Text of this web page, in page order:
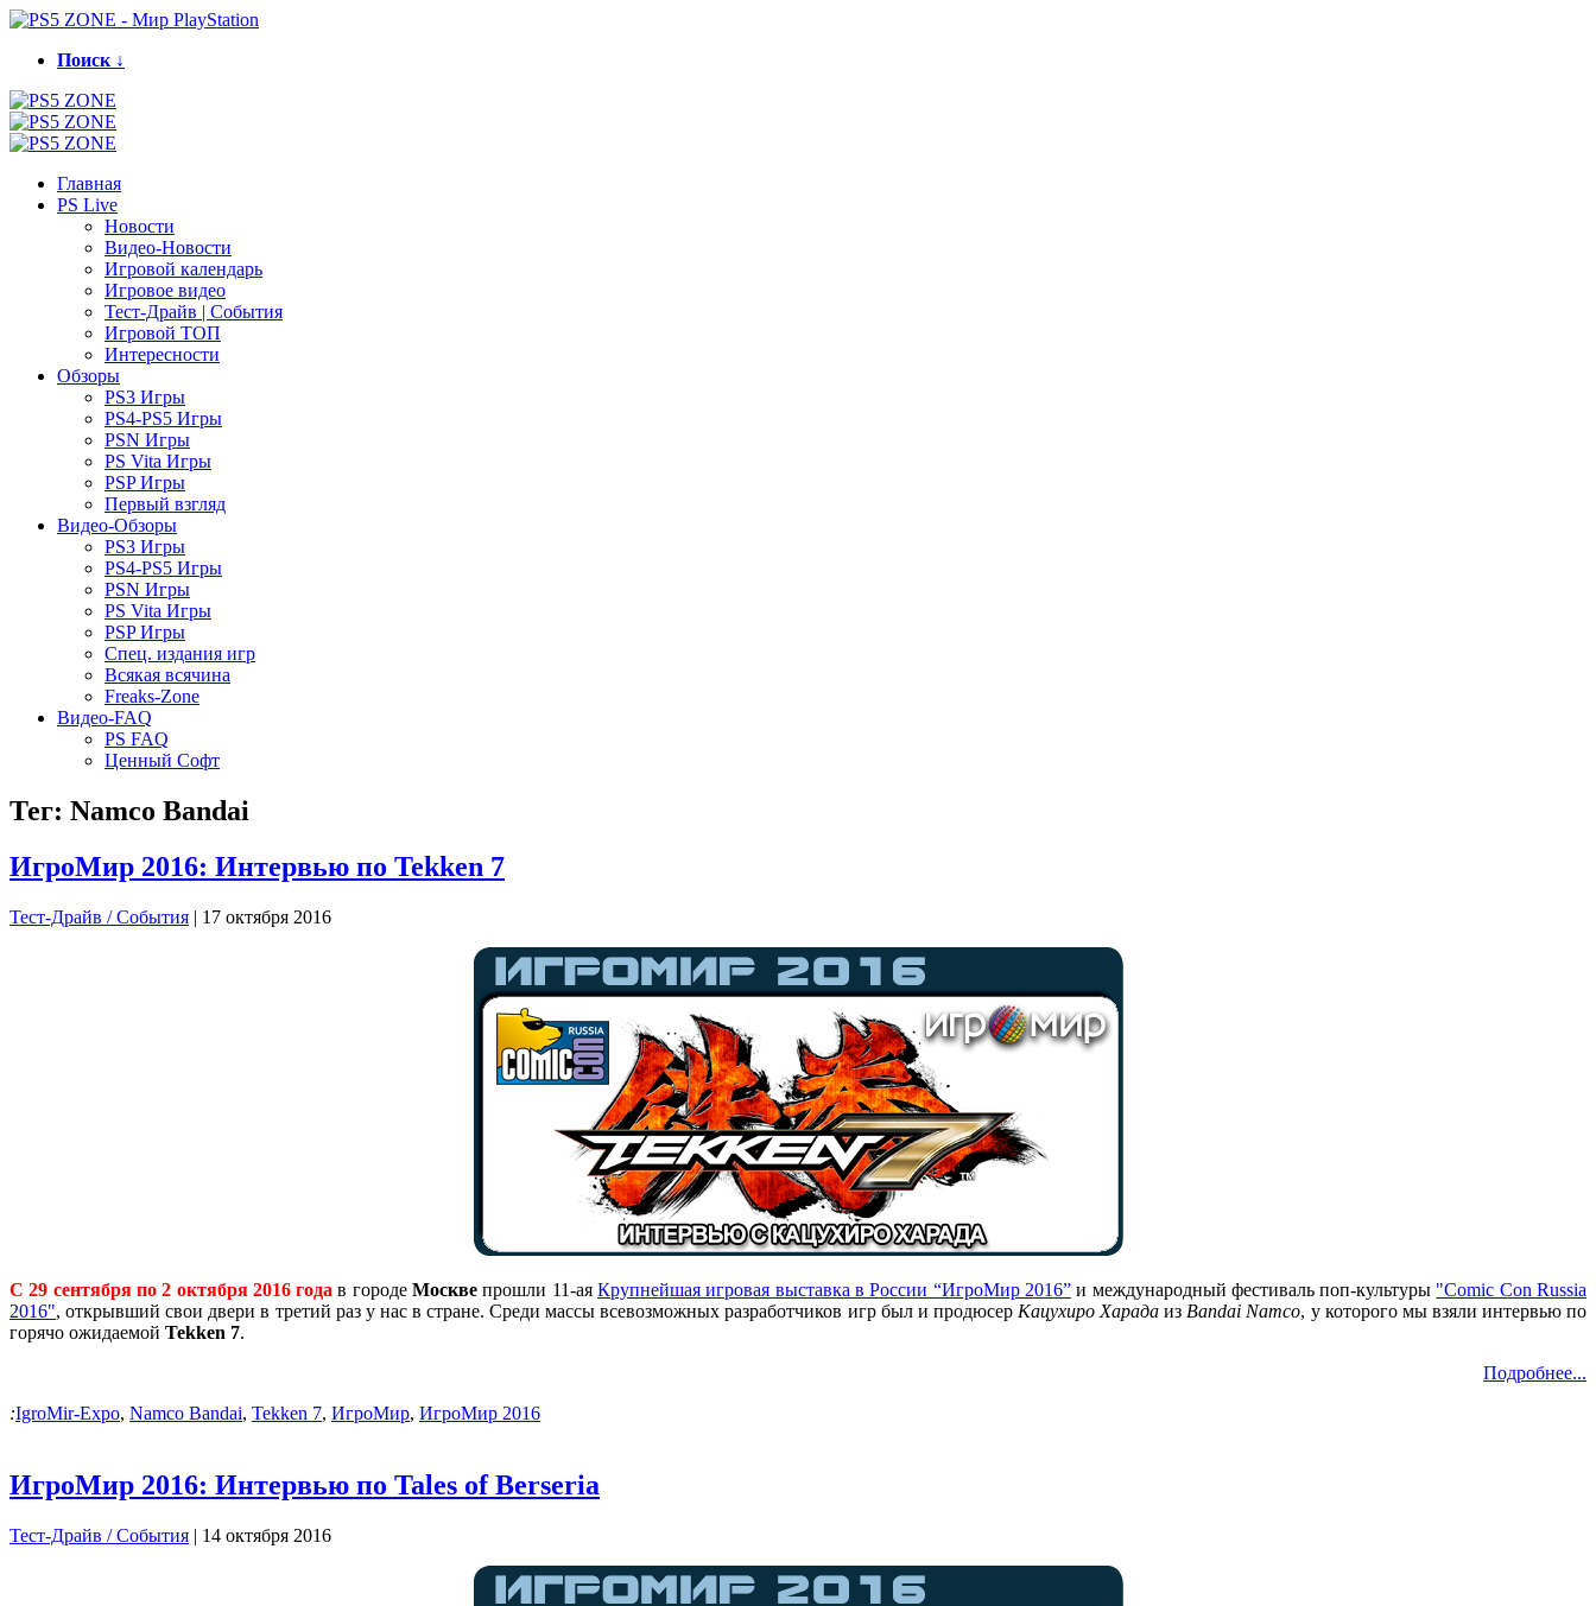
Поиск ↓
Главная
PS Live
Новости
Видео-Новости
Игровой календарь
Игровое видео
Тест-Драйв | События
Игровой ТОП
Интересности
Обзоры
PS3 Игры
PS4-PS5 Игры
PSN Игры
PS Vita Игры
PSP Игры
Первый взгляд
Видео-Обзоры
PS3 Игры
PS4-PS5 Игры
PSN Игры
PS Vita Игры
PSP Игры
Спец. издания игр
Всякая всячина
Freaks-Zone
Видео-FAQ
PS FAQ
Ценный Софт
Тег: Namco Bandai
ИгроМир 2016: Интервью по Tekken 7
Тест-Драйв / Cобытия | 17 октября 2016
С 29 сентября по 2 октября 2016 года в городеМоскве прошли 11-аяКрупнейшая игровая выставка в России “ИгроМир 2016”и международный фестиваль поп-культуры "Comic Con Russia
2016", открывший свои двери в третий раз у нас в стране. Среди массы всевозможных разработчиков игр был и продюсер Кацухиро Харада из Bandai Namco, у которого мы взяли интервью по
горячо ожидаемой Tekken 7.
Подробнее...
:IgroMir-Expo, Namco Bandai, Tekken 7, ИгроМир, ИгроМир 2016
ИгроМир 2016: Интервью по Tales of Berseria
Тест-Драйв / Cобытия | 14 октября 2016